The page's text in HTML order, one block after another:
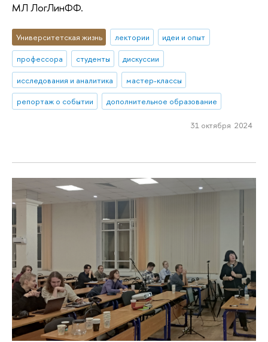
МЛ ЛогЛинФФ.
Университетская жизнь лектории
идеи и опыт
профессора
студенты
дискуссии
исследования и аналитика
мастер-классы
репортаж о событии
дополнительное образование
31 октября 2024